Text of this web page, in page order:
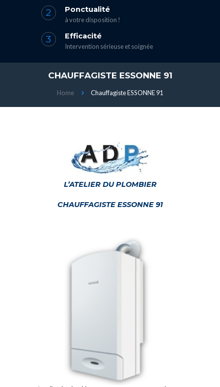
Ponctualité
à votre disposition !
Efficacité
Intervention sérieuse et soignée
CHAUFFAGISTE ESSONNE 91
Home Chauffagiste ESSONNE 91
L’ATELIER DU PLOMBIER
CHAUFFAGISTE ESSONNE 91